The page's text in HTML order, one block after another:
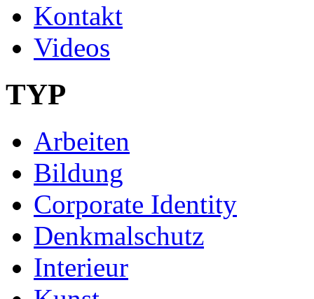
Kontakt
Videos
TYP
Arbeiten
Bildung
Corporate Identity
Denkmalschutz
Interieur